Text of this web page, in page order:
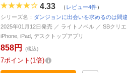
4.33 （ レビュー4件）
シリーズ名： ダンジョンに出会いを求めるのは間
2025年01月12日発売 ／ ライトノベル ／ SBクリ
iPhone, iPad, デスクトップアプリ
858円 (税込)
7ポイント 1倍